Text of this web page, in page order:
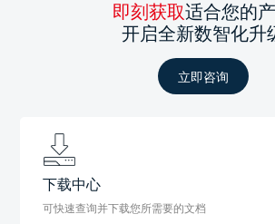
即刻获取适合您的
开启全新数智化升
立即咨询
下载中心
可快速查询并下载您所需要的文档